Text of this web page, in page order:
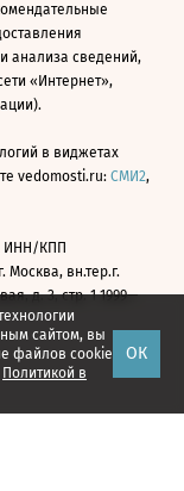
сайтом, вы
файлов cookie
Политикой в
ОК
анализа сведений,
«Интернет»,
в виджетах
vedomosti.ru: СМИ2,
ИНН/КПП
Москва, вн.тер.г.
д. 3, стр. 1 1999—